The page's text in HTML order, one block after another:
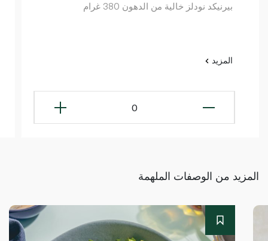
بيرنيكد نودلز خالية من الدهون 380 غرام
المزيد
0
المزيد من الوصفات الملهمة